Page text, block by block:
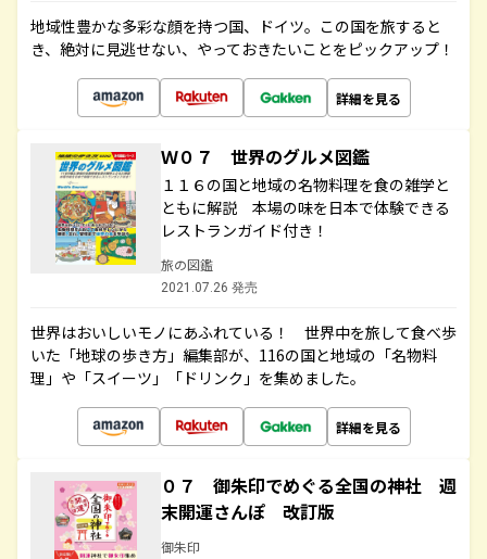
地域性豊かな多彩な顔を持つ国、ドイツ。この国を旅すると
き、絶対に見逃せない、やっておきたいことをピックアップ！
詳細を見る
Ｗ０７ 世界のグルメ図鑑
１１６の国と地域の名物料理を食の雑学と
ともに解説 本場の味を日本で体験できる
レストランガイド付き！
旅の図鑑
2021.07.26 発売
世界はおいしいモノにあふれている！ 世界中を旅して食べ歩
いた「地球の歩き方」編集部が、116の国と地域の「名物料
理」や「スイーツ」「ドリンク」を集めました。
詳細を見る
０７ 御朱印でめぐる全国の神社 週
末開運さんぽ 改訂版
御朱印